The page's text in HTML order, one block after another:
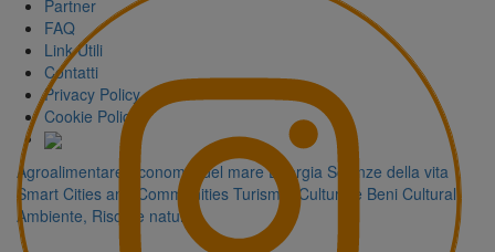
Partner
FAQ
Link Utili
Contatti
Privacy Policy
Cookie Policy
Agroalimentare Economia del mare Energia Scienze della vita
Smart Cities and Communities Turismo, Cultura e Beni Culturali
Ambiente, Risorse naturali